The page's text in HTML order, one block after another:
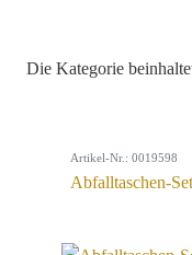
Farbe
Die Kategorie
Artikel-Nr.: 0019598
Abfalltaschen-